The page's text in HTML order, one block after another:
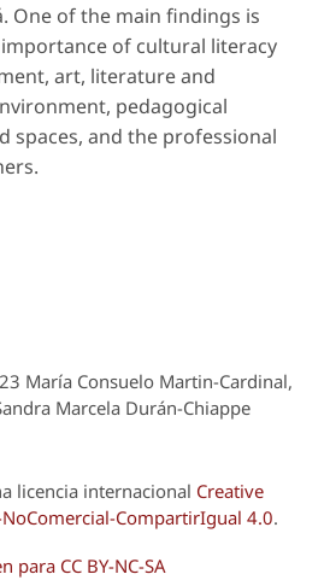
One of the main findings is
of cultural literacy
art, literature and
pedagogical
spaces, and the professional
María Consuelo Martin-Cardinal,
Marcela Durán-Chiappe
licencia internacional Creative
CompartirIgual 4.0.